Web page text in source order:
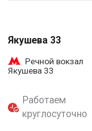
Якушева 33
Речной вокзал
Якушева 33
Работаем
круглосуточно